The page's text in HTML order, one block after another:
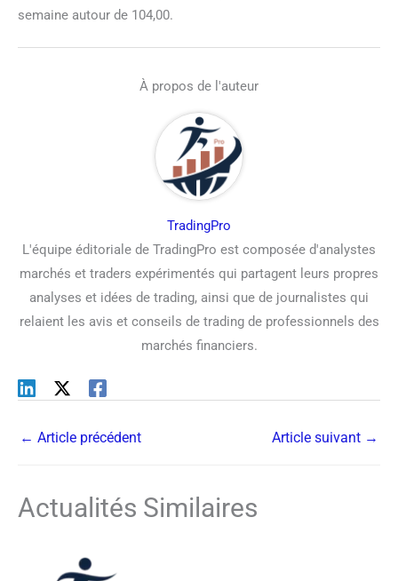
semaine autour de 104,00.
À propos de l'auteur
TradingPro
L'équipe éditoriale de TradingPro est composée d'analystes
marchés et traders expérimentés qui partagent leurs propres
analyses et idées de trading, ainsi que de journalistes qui
relaient les avis et conseils de trading de professionnels des
marchés financiers.
← Article précédent Article suivant →
Actualités Similaires